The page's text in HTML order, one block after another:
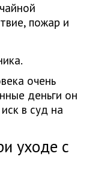
пожар и
очень
деньги он
в суд на
уходе с